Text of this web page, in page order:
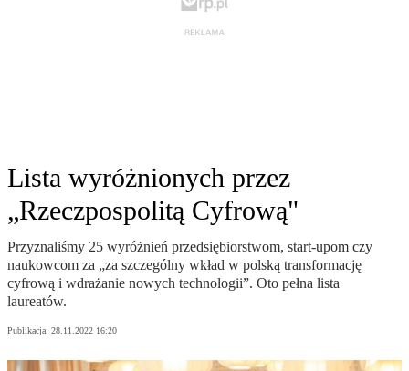
Lista wyróżnionych przez
„Rzeczpospolitą Cyfrową"
Przyznaliśmy 25 wyróżnień przedsiębiorstwom, start-upom czy
naukowcom za „za szczególny wkład w polską transformację
cyfrową i wdrażanie nowych technologii”. Oto pełna lista
laureatów.
Publikacja: 28.11.2022 16:20